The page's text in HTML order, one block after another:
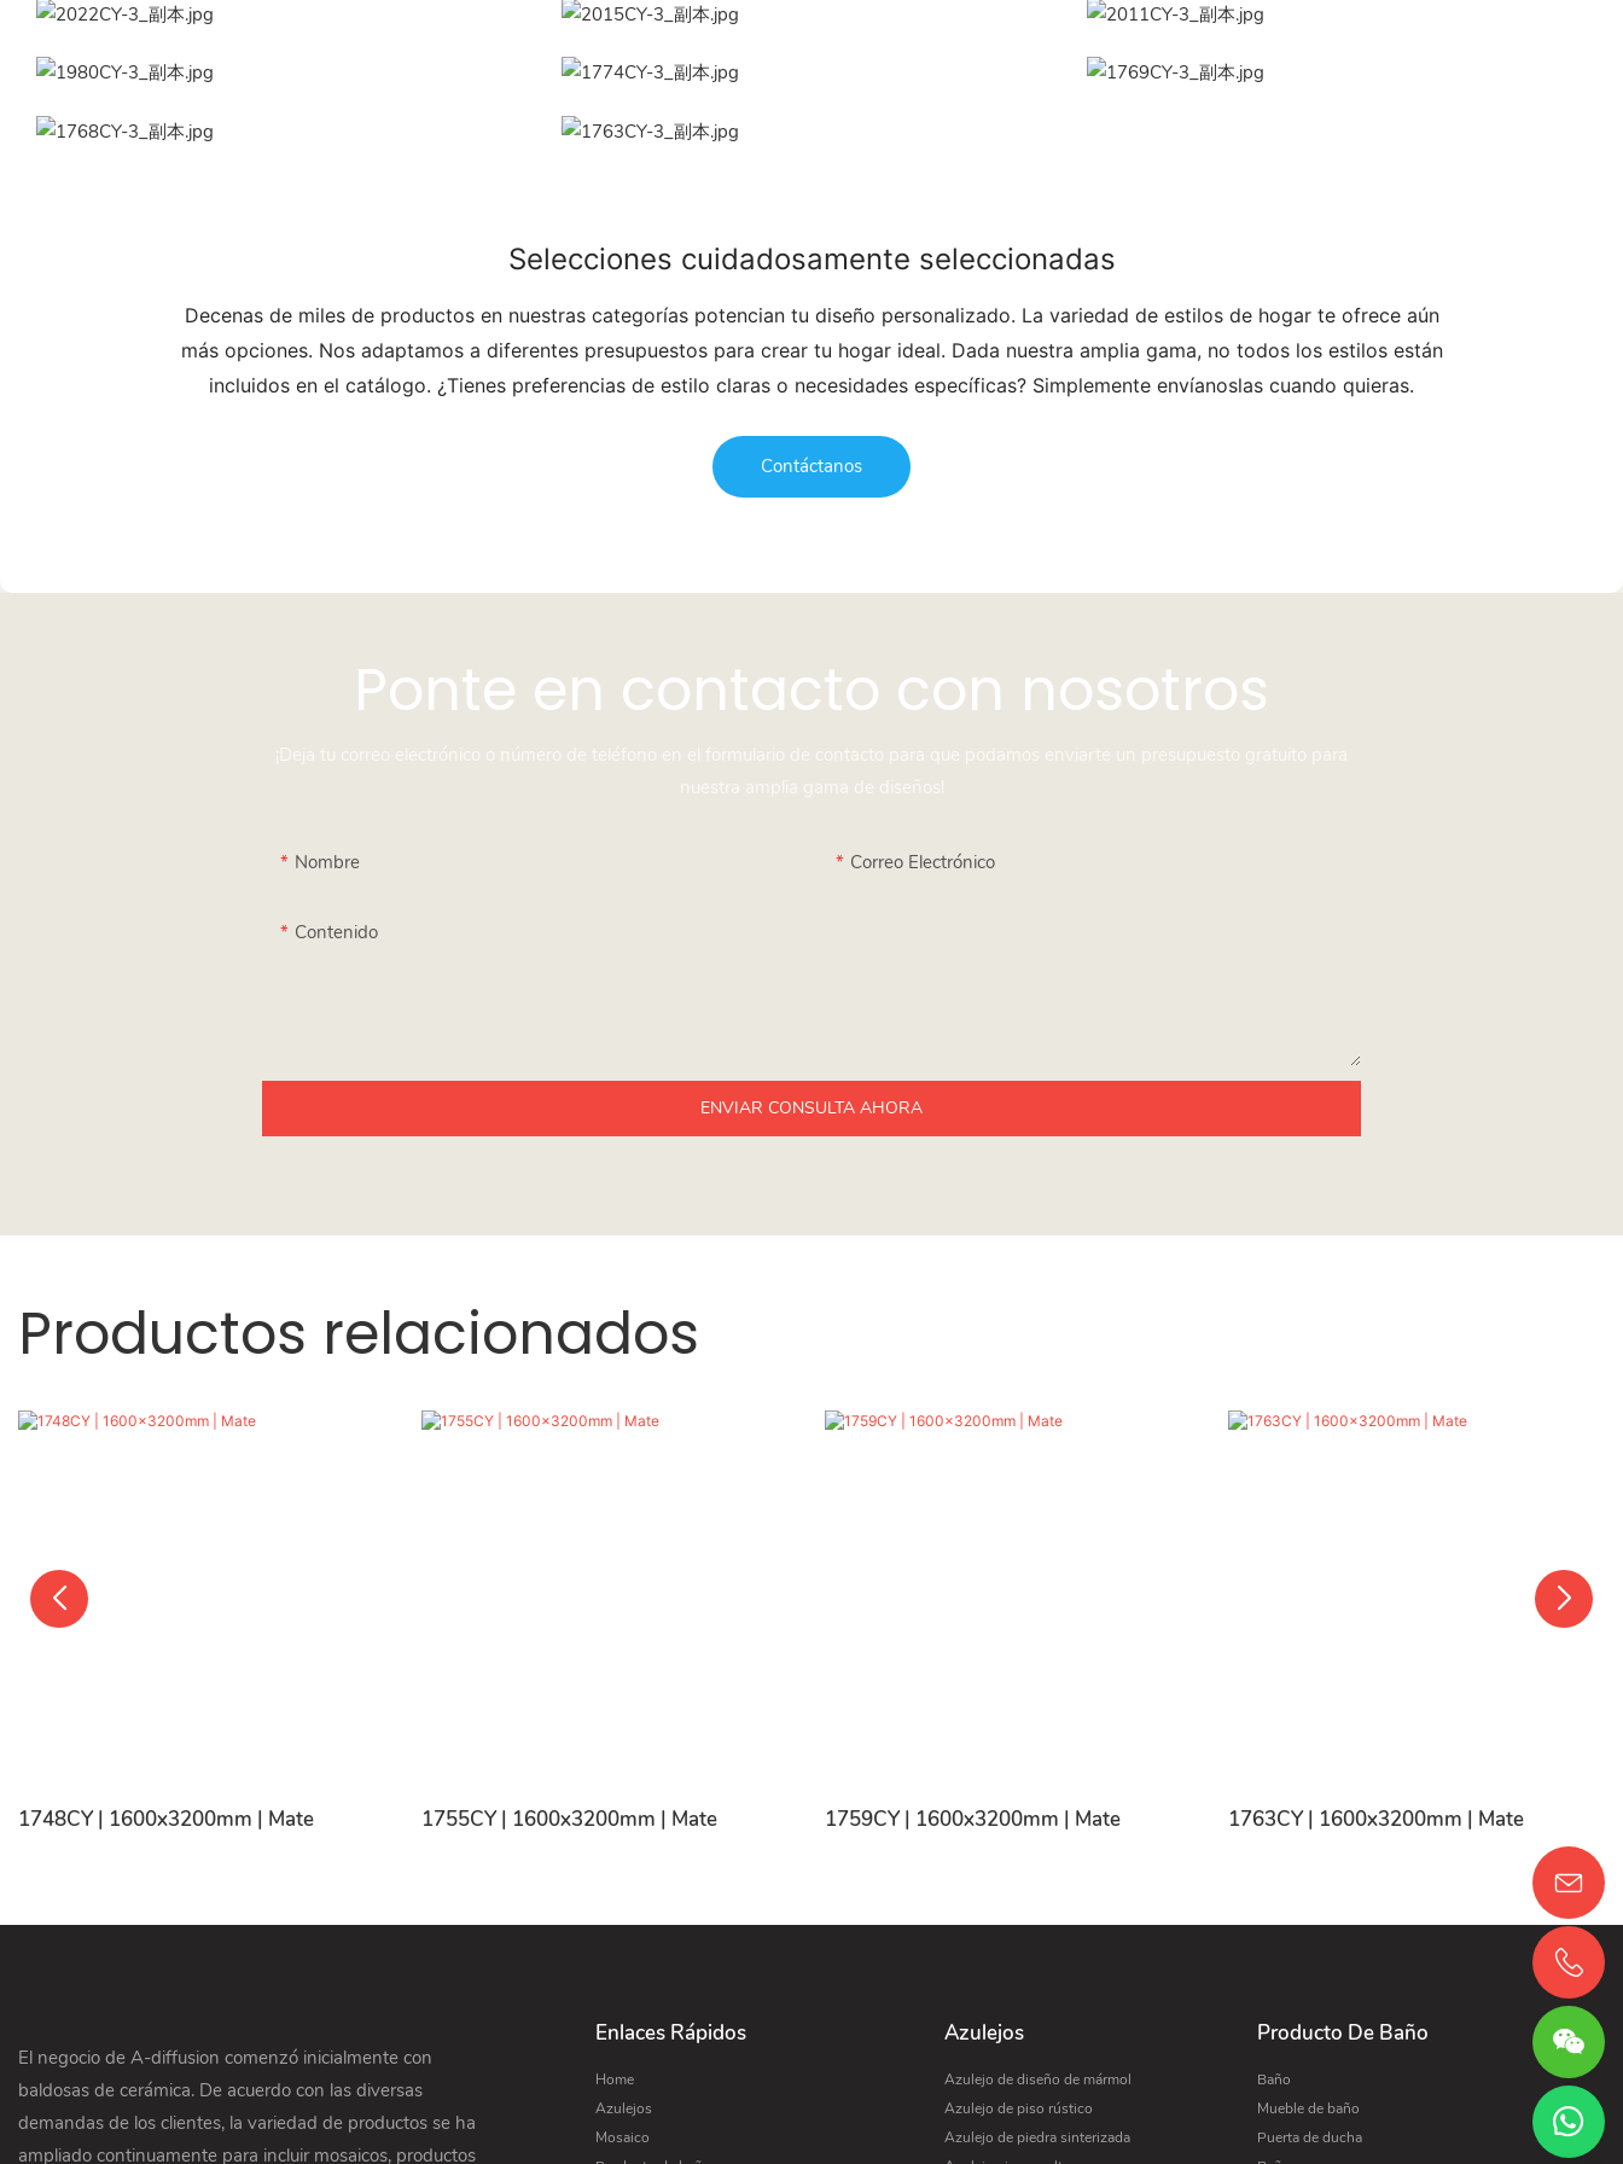
Selecciones cuidadosamente seleccionadas
Decenas de miles de productos en nuestras categorías potencian tu diseño personalizado. La variedad de estilos de hogar te ofrece aún
más opciones. Nos adaptamos a diferentes presupuestos para crear tu hogar ideal. Dada nuestra amplia gama, no todos los estilos están
incluidos en el catálogo. ¿Tienes preferencias de estilo claras o necesidades específicas? Simplemente envíanoslas cuando quieras.
Contáctanos
Ponte en contacto con nosotros
¡Deja tu correo electrónico o número de teléfono en el formulario de contacto para que podamos enviarte un presupuesto gratuito para
nuestra amplia gama de diseños!
Nombre Correo Electrónico
Contenido
ENVIAR CONSULTA AHORA
Productos relacionados
1748CY | 1600x3200mm | Mate 1755CY | 1600x3200mm | Mate 1759CY | 1600x3200mm | Mate 1763CY | 1600x3200mm | Mate
El negocio de A-diffusion comenzó inicialmente con
baldosas de cerámica. De acuerdo con las diversas
demandas de los clientes, la variedad de productos se ha
ampliado continuamente para incluir mosaicos, productos
Enlaces Rápidos
Home
Azulejos
Mosaico
Azulejos
Azulejo de diseño de mármol
Azulejo de piso rústico
Azulejo de piedra sinterizada
Producto De Baño
Baño
Mueble de baño
Puerta de ducha